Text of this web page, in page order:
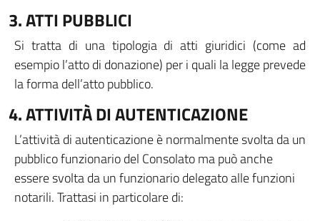
3. ATTI PUBBLICI
Si tratta di una tipologia di atti giuridici (come ad
esempio l’atto di donazione) per i quali la legge prevede
la forma dell’atto pubblico.
4. ATTIVITÀ DI AUTENTICAZIONE
L’attività di autenticazione è normalmente svolta da un
pubblico funzionario del Consolato ma può anche
essere svolta da un funzionario delegato alle funzioni
notarili. Trattasi in particolare di: